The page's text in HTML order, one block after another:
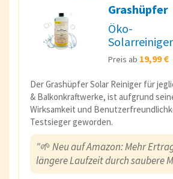
Grashüpfer
Öko-
Solarreiniger
Preis ab 19,99 €
Der Grashüpfer Solar Reiniger für
& Balkonkraftwerke, ist aufgrund
Wirksamkeit und
Testsieger geworden.
"🌱 Neu auf Amazon: Mehr
längere Laufzeit durch saubere